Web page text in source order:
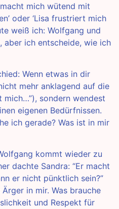
mich wütend mit
oder ‘Lisa frustriert mich
weiß ich: Wolfgang und
aber ich entscheide, wie ich
Wenn etwas in dir
mehr anklagend auf die
mich…”), sondern wendest
eigenen Bedürfnissen.
ich gerade? Was ist in mir
kommt wieder zu
dachte Sandra: “Er macht
er nicht pünktlich sein?”
in mir. Was brauche
und Respekt für